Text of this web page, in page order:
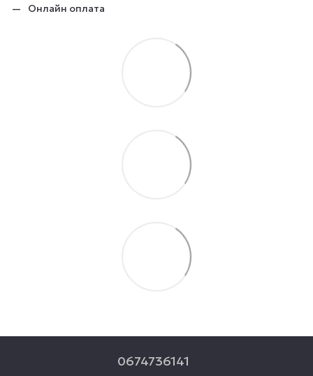
Онлайн оплата
0674736141